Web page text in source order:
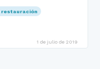
restauración
1 de julio de 2019